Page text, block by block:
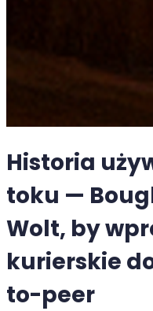
Historia
toku —
Wolt, by
kurierskie
to-peer